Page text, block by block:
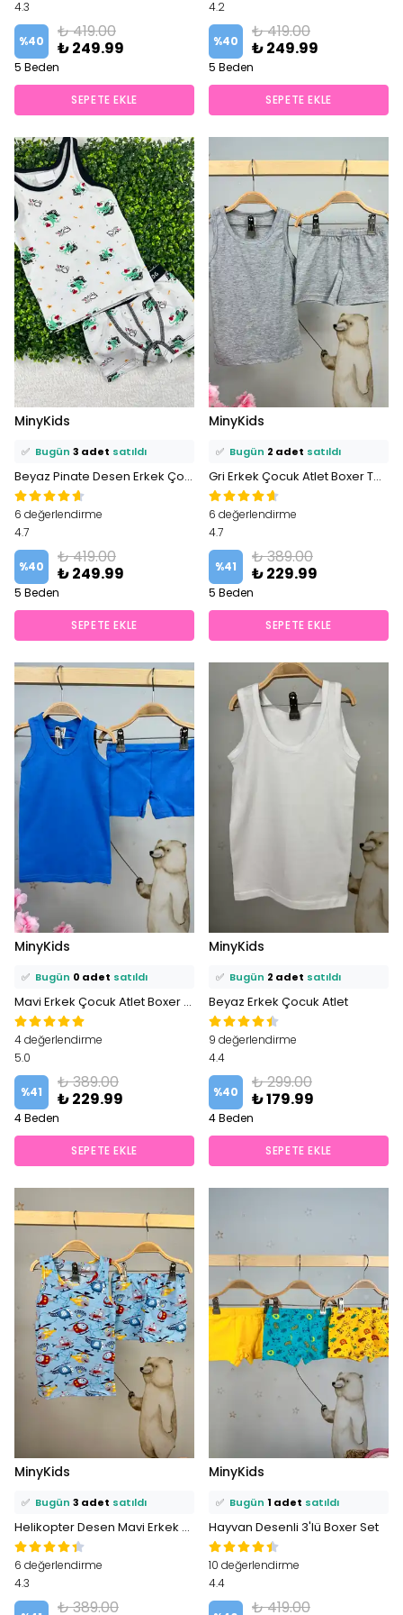
4.3
%40
₺ 419.00
₺ 249.99
5 Beden
SEPETE EKLE
4.2
%40
₺ 419.00
₺ 249.99
5 Beden
SEPETE EKLE
MinyKids
⭐️ Bu ürünü11 kişifavoriledi!
🛒 7 kişisepetine ekledi!
✅ Bugün 3 adet satıldı
Beyaz Pinate Desen Erkek Çocuk Atlet Boxer Takım
6 değerlendirme
4.7
%40
₺ 419.00
₺ 249.99
5 Beden
SEPETE EKLE
MinyKids
⭐️ Bu ürünü7 kişifavoriledi!
🛒 5 kişisepetine ekledi!
✅ Bugün 2 adet satıldı
Gri Erkek Çocuk Atlet Boxer Takım
6 değerlendirme
4.7
%41
₺ 389.00
₺ 229.99
5 Beden
SEPETE EKLE
MinyKids
⭐️ Bu ürünü6 kişifavoriledi!
🛒 1 kişisepetine ekledi!
✅ Bugün 0 adet satıldı
Mavi Erkek Çocuk Atlet Boxer Set
4 değerlendirme
5.0
%41
₺ 389.00
₺ 229.99
4 Beden
SEPETE EKLE
MinyKids
⭐️ Bu ürünü9 kişifavoriledi!
🛒 5 kişisepetine ekledi!
✅ Bugün 2 adet satıldı
Beyaz Erkek Çocuk Atlet
9 değerlendirme
4.4
%40
₺ 299.00
₺ 179.99
4 Beden
SEPETE EKLE
MinyKids
⭐️ Bu ürünü10 kişifavoriledi!
🛒 5 kişisepetine ekledi!
✅ Bugün 3 adet satıldı
Helikopter Desen Mavi Erkek Çocuk Atlet Boxer Takım
6 değerlendirme
4.3
₺ 389.00
MinyKids
⭐️ Bu ürünü8 kişifavoriledi!
🛒 3 kişisepetine ekledi!
✅ Bugün 1 adet satıldı
Hayvan Desenli 3'lü Boxer Set
10 değerlendirme
4.4
₺ 419.00